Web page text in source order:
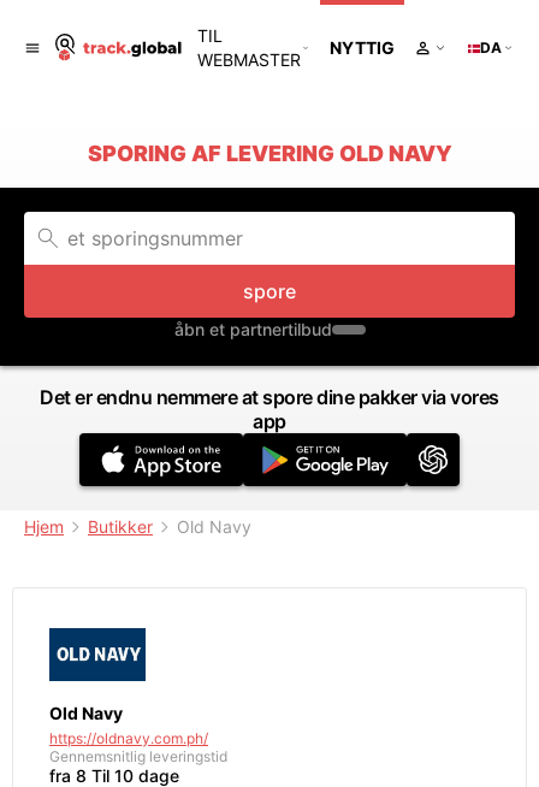
TIL
WEBMASTER
NYTTIG DA
SPORING AF LEVERING OLD NAVY
spore
åbn et partnertilbud
Det er endnu nemmere at spore dine pakker via vores
app
Hjem Butikker Old Navy
Old Navy
https://oldnavy.com.ph/
Gennemsnitlig leveringstid
fra 8 Til 10 dage